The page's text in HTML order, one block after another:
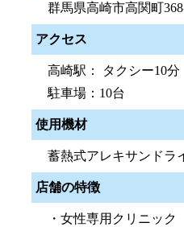
群馬県高崎市高関町
アクセス
高崎駅： タクシー10分
駐車場：10台
使用機材
蓄熱式アレキサンドラ
店舗の特徴
・女性専用クリニック